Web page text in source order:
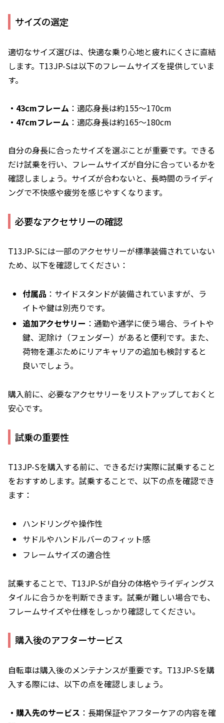
サイズの選定
適切なサイズ選びは、快適な乗り心地と疲れにくさに直結
します。T13JP-Sは以下のフレームサイズを提供していま
す。
・43cmフレーム ：適応身長は約155～170cm
・47cmフレーム ：適応身長は約165～180cm
自分の身長に合ったサイズを選ぶことが重要です。できる
だけ試乗を行い、フレームサイズが自分に合っているかを
確認しましょう。サイズが合わないと、長時間のライディ
ングで不快感や疲労を感じやすくなります。
必要なアクセサリーの確認
T13JP-Sには一部のアクセサリーが標準装備されていない
ため、以下を確認してください：
付属品 ：サイドスタンドが装備されていますが、ラ
イトや鍵は別売りです。
追加アクセサリー ：通勤や通学に使う場合、ライトや
鍵、泥除け（フェンダー）があると便利です。また、
荷物を運ぶためにリアキャリアの追加も検討すると
良いでしょう。
購入前に、必要なアクセサリーをリストアップしておくと
安心です。
試乗の重要性
T13JP-Sを購入する前に、できるだけ実際に試乗すること
をおすすめします。試乗することで、以下の点を確認でき
ます：
ハンドリングや操作性
サドルやハンドルバーのフィット感
フレームサイズの適合性
試乗することで、T13JP-Sが自分の体格やライディングス
タイルに合うかを判断できます。試乗が難しい場合でも、
フレームサイズや仕様をしっかり確認してください。
購入後のアフターサービス
自転車は購入後のメンテナンスが重要です。T13JP-Sを購
入する際には、以下の点を確認しましょう。
・購入先のサービス ：長期保証やアフターケアの内容を確